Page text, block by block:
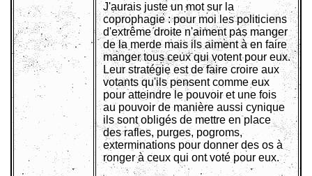
J'aurais juste un mot sur la
coprophagie : pour moi les politiciens
d'extrême droite n'aiment pas manger
de la merde mais ils aiment à en faire
manger tous ceux qui votent pour eux.
Leur stratégie est de faire croire aux
votants qu'ils pensent comme eux
pour atteindre le pouvoir et une fois
au pouvoir de manière aussi cynique
ils sont obligés de mettre en place
des rafles, purges, pogroms,
exterminations pour donner des os à
ronger à ceux qui ont voté pour eux.